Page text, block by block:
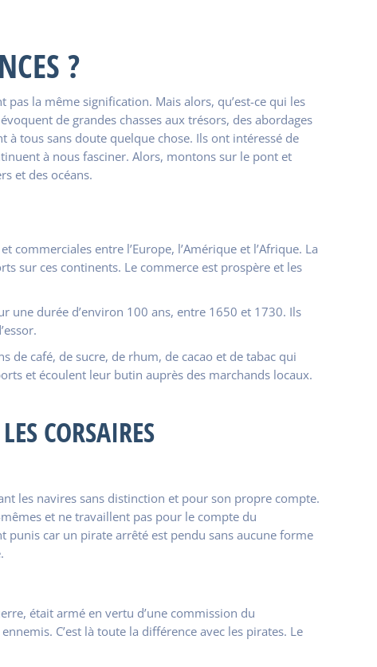
?
la même signification. Mais alors, qu’est-ce qui les
de grandes chasses aux trésors, des abordages
à tous sans doute quelque chose. Ils ont intéressé de
à nous fasciner. Alors, montons sur le pont et
et des océans.
entre l’Europe, l’Amérique et l’Afrique. La
sur ces continents. Le commerce est prospère et les
une durée d’environ 100 ans, entre 1650 et 1730. Ils
de café, de sucre, de rhum, de cacao et de tabac qui
et écoulent leur butin auprès des marchands locaux.
CORSAIRES
les navires sans distinction et pour son propre compte.
mêmes et ne travaillent pas pour le compte du
punis car un pirate arrêté est pendu sans aucune forme
était armé en vertu d’une commission du
C’est là toute la différence avec les pirates. Le